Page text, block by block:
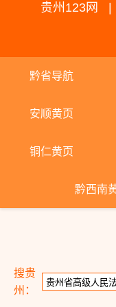
贵州123网
黔省导航
安顺黄页
铜仁黄页
黔西南
搜贵
州：